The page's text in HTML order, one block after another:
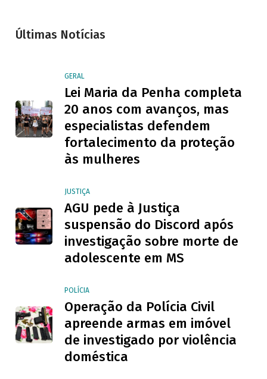
Últimas Notícias
GERAL
Lei Maria da Penha completa
20 anos com avanços, mas
especialistas defendem
fortalecimento da proteção
às mulheres
JUSTIÇA
AGU pede à Justiça
suspensão do Discord após
investigação sobre morte de
adolescente em MS
POLÍCIA
Operação da Polícia Civil
apreende armas em imóvel
de investigado por violência
doméstica